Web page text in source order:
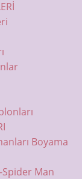
Boyama
Man